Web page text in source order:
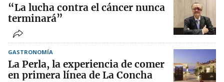
“La lucha contra el cáncer nunca
terminará”
GASTRONOMÍA
La Perla, la experiencia de comer
en primera línea de La Concha